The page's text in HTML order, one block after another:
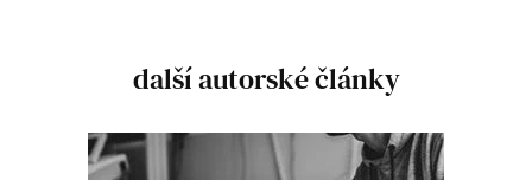
další autorské články